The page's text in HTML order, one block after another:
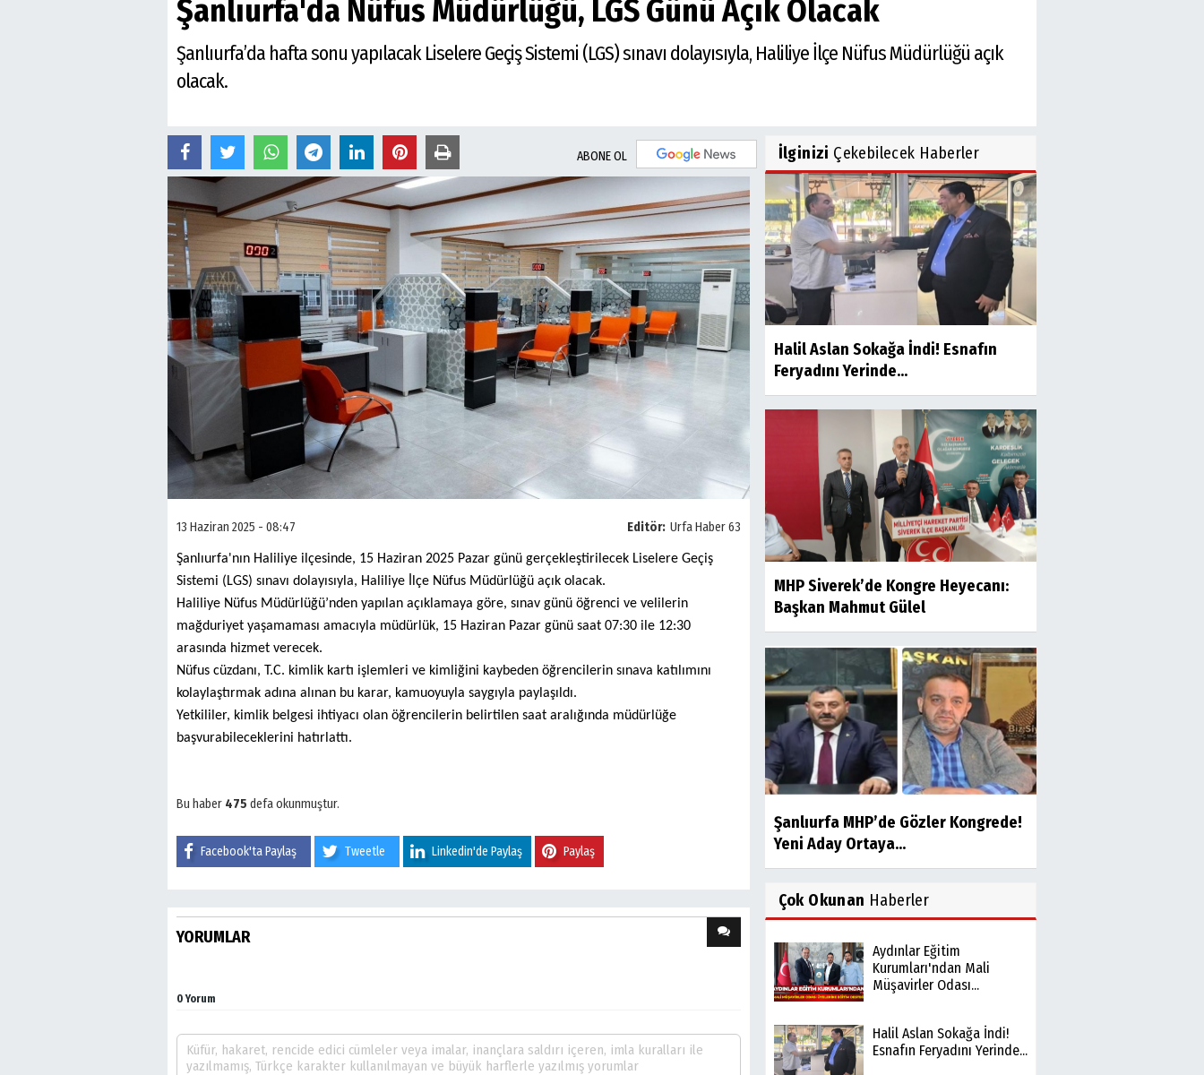
Şanlıurfa'da Nüfus Müdürlüğü, LGS Günü Açık Olacak
Şanlıurfa’da hafta sonu yapılacak Liselere Geçiş Sistemi (LGS) sınavı dolayısıyla, Haliliye İlçe Nüfus Müdürlüğü açık
olacak.
ABONE OL
Editör: Urfa Haber 63
13 Haziran 2025 - 08:47
Şanlıurfa'nın Haliliye ilçesinde, 15 Haziran 2025 Pazar günü gerçekleştirilecek Liselere Geçiş
Sistemi (LGS) sınavı dolayısıyla, Haliliye İlçe Nüfus Müdürlüğü açık olacak.
Haliliye Nüfus Müdürlüğü’nden yapılan açıklamaya göre, sınav günü öğrenci ve velilerin
mağduriyet yaşamaması amacıyla müdürlük, 15 Haziran Pazar günü saat 07:30 ile 12:30
arasında hizmet verecek.
Nüfus cüzdanı, T.C. kimlik kartı işlemleri ve kimliğini kaybeden öğrencilerin sınava katılımını
kolaylaştırmak adına alınan bu karar, kamuoyuyla saygıyla paylaşıldı.
Yetkililer, kimlik belgesi ihtiyacı olan öğrencilerin belirtilen saat aralığında müdürlüğe
başvurabileceklerini hatırlattı.
Bu haber 475 defa okunmuştur.
Facebook'ta Paylaş Tweetle Linkedin'de Paylaş Paylaş
YORUMLAR
0 Yorum
İlginizi Çekebilecek Haberler
Halil Aslan Sokağa İndi! Esnafın
Feryadını Yerinde...
MHP Siverek’de Kongre Heyecanı:
Başkan Mahmut Gülel
Şanlıurfa MHP’de Gözler Kongrede!
Yeni Aday Ortaya...
Çok Okunan Haberler
Aydınlar Eğitim
Kurumları'ndan Mali
Müşavirler Odası...
Halil Aslan Sokağa İndi!
Esnafın Feryadını Yerinde...